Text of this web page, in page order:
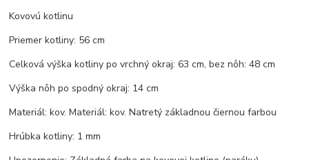
Kovovú kotlinu
Priemer kotliny: 56 cm
Celková výška kotliny po vrchný okraj: 63 cm, bez nôh: 48 cm
Výška nôh po spodný okraj: 14 cm
Materiál: kov. Materiál: kov. Natretý základnou čiernou farbou
Hrúbka kotliny: 1 mm